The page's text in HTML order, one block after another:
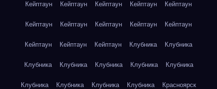
Кейптаун Кейптаун Кейптаун Кейптаун Кейптаун
Кейптаун Кейптаун Кейптаун Кейптаун Кейптаун
Кейптаун Кейптаун Кейптаун Клубника Клубника
Клубника Клубника Клубника Клубника Клубника
Клубника Клубника Клубника Клубника Красноярск